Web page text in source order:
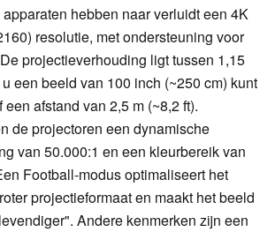
hebben naar verluidt een 4K
resolutie, met ondersteuning voor
projectieverhouding ligt tussen 1,15
een beeld van 100 inch (~250 cm) kunt
afstand van 2,5 m (~8,2 ft).
de projectoren een dynamische
van 50.000:1 en een kleurbereik van
Football-modus optimaliseert het
projectieformaat en maakt het beeld
Andere kenmerken zijn een